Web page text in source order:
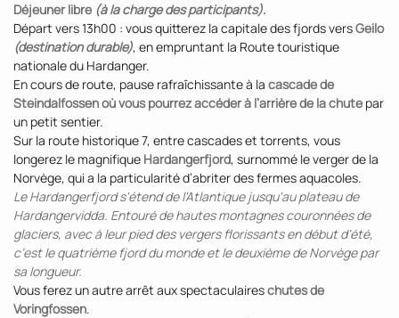
Déjeuner libre (à la charge des participants).
Départ vers 13h00 : vous quitterez la capitale des fjords versGeilo
(destination durable), en empruntant la Route touristique
nationale du Hardanger.
En cours de route, pause rafraîchissante à la cascade de
Steindalfossen où vous pourrez accéder à l’arrière de la chute par
un petit sentier.
Sur la route historique 7, entre cascades et torrents, vous
longerez le magnifique Hardangerfjord, surnommé le verger de la
Norvège, qui a la particularité d’abriter des fermes aquacoles.
Le Hardangerfjord s'étend de l'Atlantique jusqu'au plateau de
Hardangervidda. Entouré de hautes montagnes couronnées de
glaciers, avec à leur pied des vergers florissants en début d’été,
c’est le quatrième fjord du monde et le deuxième de Norvège par
sa longueur.
Vous ferez un autre arrêt aux spectaculaireschutes de
Voringfossen.